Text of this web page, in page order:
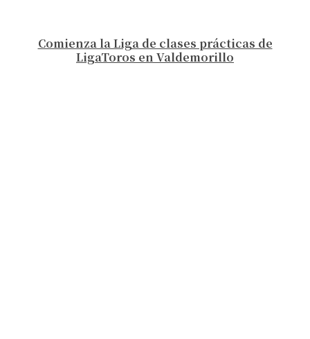
Comienza la Liga de clases prácticas de
LigaToros en Valdemorillo